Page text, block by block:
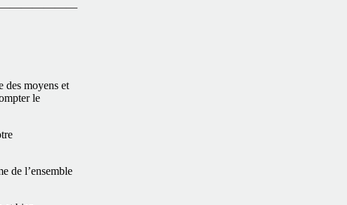
des moyens et
le
de l’ensemble